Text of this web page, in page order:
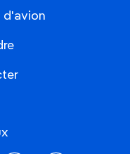
d'avion